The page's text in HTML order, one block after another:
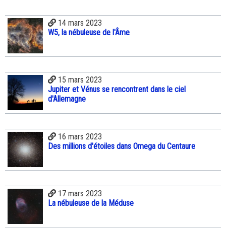
14 mars 2023
W5, la nébuleuse de l'Âme
15 mars 2023
Jupiter et Vénus se rencontrent dans le ciel
d'Allemagne
16 mars 2023
Des millions d'étoiles dans Omega du Centaure
17 mars 2023
La nébuleuse de la Méduse